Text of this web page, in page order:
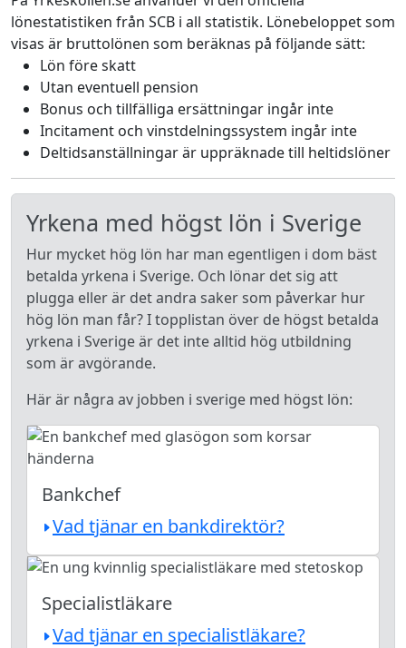
lönestatistiken från SCB i all statistik. Lönebeloppet som
visas är bruttolönen som beräknas på följande sätt:
Lön före skatt
Utan eventuell pension
Bonus och tillfälliga ersättningar ingår inte
Incitament och vinstdelningssystem ingår inte
Deltidsanställningar är uppräknade till heltidslöner
Yrkena med högst lön i Sverige
Hur mycket hög lön har man egentligen i dom bäst
betalda yrkena i Sverige. Och lönar det sig att
plugga eller är det andra saker som påverkar hur
hög lön man får? I topplistan över de högst betalda
yrkena i Sverige är det inte alltid hög utbildning
som är avgörande.
Här är några av jobben i sverige med högst lön:
Bankchef
Vad tjänar en bankdirektör?
Specialistläkare
Vad tjänar en specialistläkare?